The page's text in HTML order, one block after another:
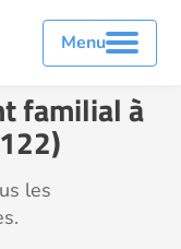
Menu
familial à
les